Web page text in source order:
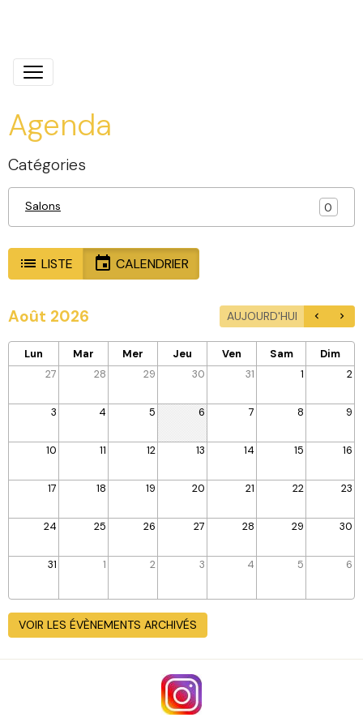
Agenda
Catégories
Salons 0
LISTE CALENDRIER
Août 2026 AUJOURD'HUI
Lun Mar Mer Jeu Ven Sam
Dim
27
28 29 30 31 1 2
3 4 5 6 7 8 9
10 11 12 13 14 15 16
17 18 19 20 21 22 23
24 25 26 27 28 29 30
31 1 2 3 4 5 6
VOIR LES ÉVÈNEMENTS ARCHIVÉS